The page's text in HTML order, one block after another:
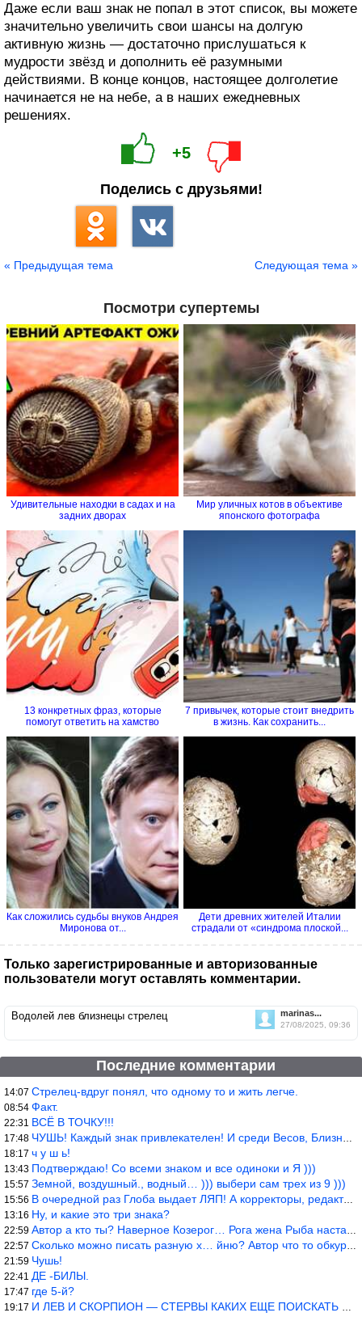
Даже если ваш знак не попал в этот список, вы можете
значительно увеличить свои шансы на долгую
активную жизнь — достаточно прислушаться к
мудрости звёзд и дополнить её разумными
действиями. В конце концов, настоящее долголетие
начинается не на небе, а в наших ежедневных
решениях.
+5
Поделись с друзьями!
« Предыдущая тема Следующая тема »
Посмотри супертемы
Удивительные находки в садах и на
задних дворах
Мир уличных котов в объективе
японского фотографа
13 конкретных фраз, которые
помогут ответить на хамство
7 привычек, которые стоит внедрить
в жизнь. Как сохранить...
Как сложились судьбы внуков Андрея
Миронова от...
Дети древних жителей Италии
страдали от «синдрома плоской...
Только зарегистрированные и авторизованные
пользователи могут оставлять комментарии.
marinas...
27/08/2025, 09:36
Водолей лев близнецы стрелец
Последние комментарии
14:07 Стрелец-вдруг понял, что одному то и жить легче.
08:54 Факт.
22:31 ВСЁ В ТОЧКУ!!!
17:48 ЧУШЬ! Каждый знак привлекателен! И среди Весов, Близнецов встреч
18:17 ч у ш ь!
13:43 Подтверждаю! Со всеми знаком и все одиноки и Я )))
15:57 Земной, воздушный., водный… ))) выбери сам трех из 9 )))
15:56 В очередной раз Глоба выдает ЛЯП! А корректоры, редакторы пропус
13:16 Ну, и какие это три знака?
22:59 Автор а кто ты? Наверное Козерог… Рога жена Рыба наставила ))
22:57 Сколько можно писать разную х… йню? Автор что то обкурился?
21:59 Чушь!
22:41 ДЕ -БИЛЫ.
17:47 где 5-й?
19:17 И ЛЕВ И СКОРПИОН — СТЕРВЫ КАКИХ ЕЩЕ ПОИСКАТЬ НАДО